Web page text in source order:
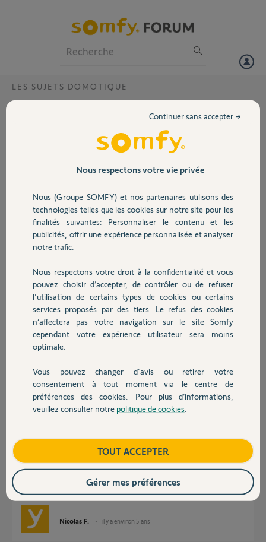
Volet
Sécurité
Domotique
Chauffage
Autres produits
Devis avec un pro
Contact
LES SUJETS DOMOTIQUE
mise a jour imlossible tahoma
Je n'arrive pas à mettre a jour ma TAHOMA de 2018 ( ma deuxième
J'ai effectué toutes les manœuvres décrites dans le forum mais mise
Pouvez vous m'aider
PIN 1215-6080-9191
Un grand Merci, pour vos aides
il y a environ 5 ans
Participer au fil de discussion
Réponses
Bonjour Jean louis,
avez vous fait la procédure de reset :
1 - débrancher électriquement la box (la sortir de son socle si c’est une
Serenity)
rouge
4 - attendez 5 minutes que tout se stabilise
5 - remettez la box sur son socle Serenity le cas échéant.
Attention, ne pas débrancher la box pendant la phase de réinitialisation.
Ce « Reset » ne vous fait perdre aucune information.
Bonne journée.
Nicolas F. il y a environ 5 ans
Nous respectons votre vie privée
Nous (Groupe SOMFY) et nos partenaires utilisons des
technologies telles que les cookies sur notre site pour les
finalités suivantes: Personnaliser le contenu et les
publicités, offrir une expérience personnalisée et analyser
notre trafic.
Nous respectons votre droit à la confidentialité et vous
pouvez choisir d’accepter, de contrôler ou de refuser
l'utilisation de certains types de cookies ou certains
services proposés par des tiers. Le refus des cookies
n’affectera pas votre navigation sur le site Somfy
cependant votre expérience utilisateur sera moins
optimale.
Vous pouvez changer d'avis ou retirer votre
consentement à tout moment via le centre de
préférences des cookies. Pour plus d’informations,
veuillez consulter notre politique de cookies
Continuer sans accepter →
TOUT ACCEPTER
Gérer mes préférences